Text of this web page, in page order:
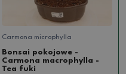
Carmona microphylla
Bonsai pokojowe -
Carmona macrophylla -
Tea fuki